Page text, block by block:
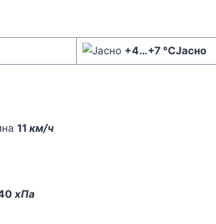
+4…+7 °CЈасно
11 км/ч
хПа